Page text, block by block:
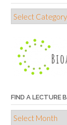
Find
a
topic
FIND A LECTURE
Find